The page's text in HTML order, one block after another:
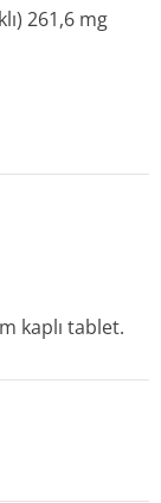
261,6 mg
kaplı tablet.